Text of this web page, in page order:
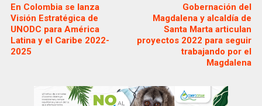
En Colombia se lanza
Visión Estratégica de
UNODC para América
Latina y el Caribe 2022-
2025
Gobernación del
Magdalena y alcaldía de
Santa Marta articulan
proyectos 2022 para seguir
trabajando por el
Magdalena